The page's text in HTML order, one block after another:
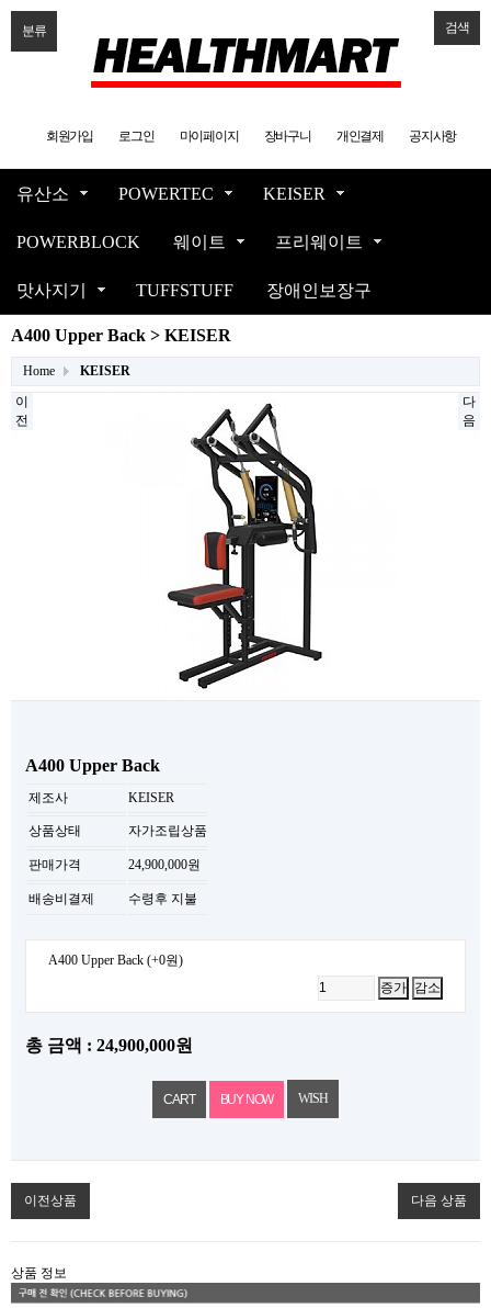
분류 검색
회원가입 로그인 마이페이지 장바구니 개인결제 공지사항
유산소 POWERTEC KEISER
POWERBLOCK 웨이트 프리웨이트
맛사지기 TUFFSTUFF 장애인보장구
A400 Upper Back > KEISER
Home
KEISER
이
전
다
음
A400 Upper Back
제조사 KEISER
상품상태 자가조립상품
판매가격 24,900,000원
배송비결제 수령후 지불
A400 Upper Back (+0원)
증가 감소
총 금액 : 24,900,000원
WISH
이전상품 다음 상품
상품 정보